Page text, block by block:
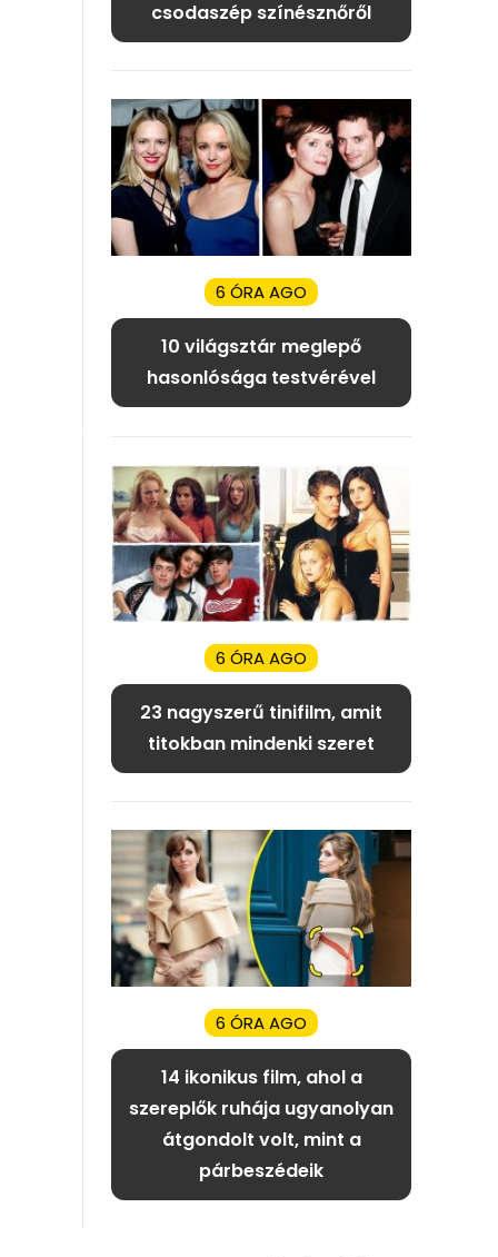
csodaszép színésznőről
6 ÓRA AGO
10 világsztár meglepő
hasonlósága testvérével
6 ÓRA AGO
23 nagyszerű tinifilm, amit
titokban mindenki szeret
6 ÓRA AGO
14 ikonikus film, ahol a
szereplők ruhája ugyanolyan
átgondolt volt, mint a
párbeszédeik